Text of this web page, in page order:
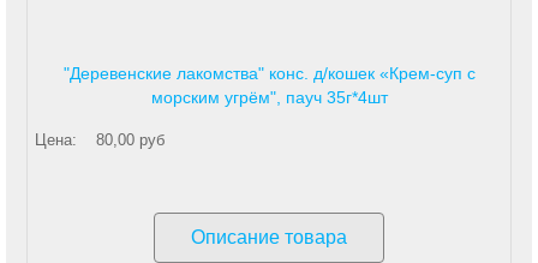
"Деревенские лакомства" конс. д/кошек «Крем-суп с
морским угрём", пауч 35г*4шт
Цена: 80,00 руб
Описание товара